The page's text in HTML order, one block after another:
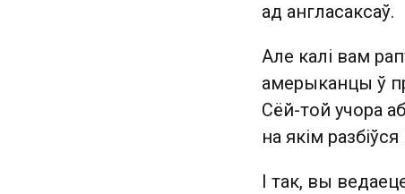
ад англасаксаў.
Але калі вам
амерыканцы ў
Сёй-той учора
на якім разбіўся
І так, вы